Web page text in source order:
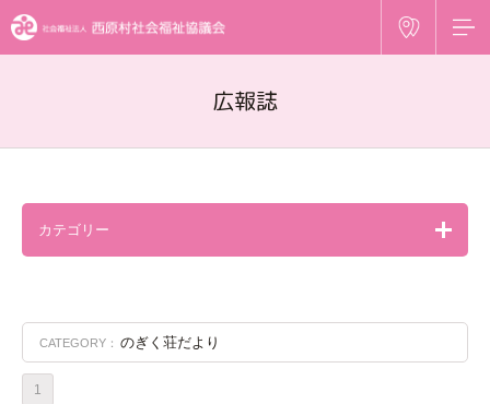
広報誌
カテゴリー
CATEGORY： のぎく荘だより
1